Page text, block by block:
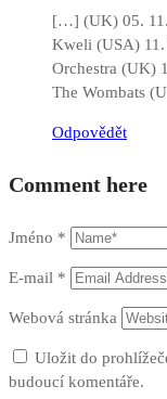
[…] (UK) 05. 11.
Kweli (USA) 11.
Orchestra (UK)
The Wombats
Odpovědět
Comment here
Jméno *
E-mail *
Webová stránka
Uložit do
budoucí komentáře.